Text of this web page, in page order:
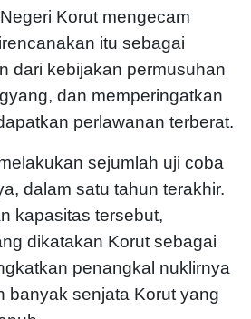
Korut mengecam
itu sebagai
dari kebijakan permusuhan
dan memperingatkan
perlawanan terberat.
sejumlah uji coba
dalam satu tahun terakhir.
kapasitas tersebut,
dikatakan Korut sebagai
penangkal nuklirnya
banyak senjata Korut yang